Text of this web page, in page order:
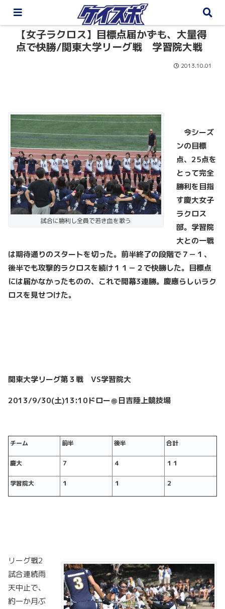
【女子ラクロス】目標点届かずも、大量得
点で快勝/関東大学リーグ戦 学習院大戦
2013.10.01
試合に勝利し全員で若き血を歌う
今シーズ
ンの目標
点、25点を
とって完全
勝利を目指
す慶大女子
ラクロス
部。学習院
大との一戦
は期待通りのスタートを切った。前半終了の段階で７－１、
後半でも攻撃的ラクロスを続け１１－２で快勝した。目標点
には届かなかったものの、これで開幕3連勝。慶應らしいラク
ロスを見せつけた。
関東大学リーグ第３戦 VS学習院大
2013/9/30(土)13:10ドロー＠日吉陸上競技場
チーム 前半 後半 合計
慶大 ７ ４ １１
学習院大 １ １ ２
リーグ戦2
試合連続雨
天中止で、
約一か月ぶ